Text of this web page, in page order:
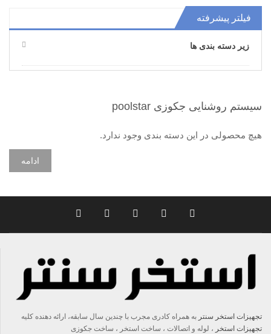
فیلتر پیشرفته
زیر دسته بندی ها
سیستم روشنایی جکوزی poolstar
هیچ محصولی در این دسته بندی وجود ندارد.
ادامه
تجهیزات استخر سنتر به همراه کادری مجرب با چندين سال سابقه، ارائه دهنده کليه
تجهيزات استخر ، لوله و اتصالات ، ساخت استخر ، ساخت جکوزی